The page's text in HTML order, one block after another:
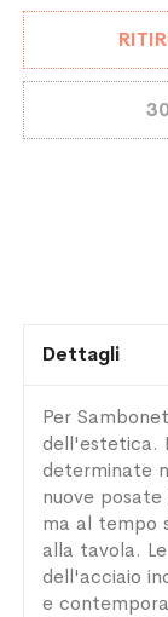
Dettagli
Per
dell'estetica.
determinate
nuove
ma al tempo
alla tavola.
dell'acciaio
e